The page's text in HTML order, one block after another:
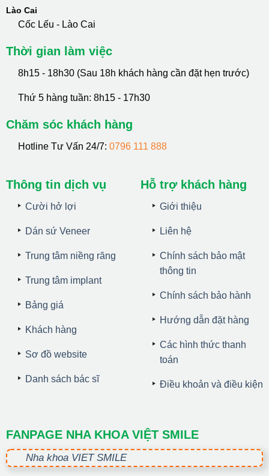
Lào Cai
Cốc Lếu - Lào Cai
Thời gian làm việc
8h15 - 18h30 (Sau 18h khách hàng cần đặt hẹn trước)
Thứ 5 hàng tuần: 8h15 - 17h30
Chăm sóc khách hàng
Hotline Tư Vấn 24/7: 0796 111 888
Thông tin dịch vụ
Cười hở lợi
Dán sứ Veneer
Trung tâm niềng răng
Trung tâm implant
Bảng giá
Khách hàng
Sơ đồ website
Danh sách bác sĩ
Hỗ trợ khách hàng
Giới thiệu
Liên hệ
Chính sách bảo mật
thông tin
Chính sách bảo hành
Hướng dẫn đặt hàng
Các hình thức thanh
toán
Điều khoản và điều kiện
FANPAGE NHA KHOA VIỆT SMILE
Nha khoa VIET SMILE